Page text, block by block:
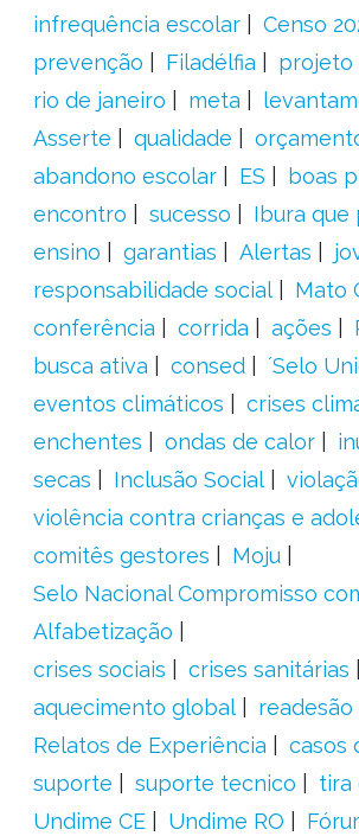
infrequência escolar
Censo
prevenção
Filadélfia projeto
rio de janeiro
meta
Asserte
qualidade
abandono escolar
ES
boas
encontro
sucesso
Ibura que
ensino
garantias Alertas
responsabilidade social
Mato
conferência
corrida ações
busca ativa
consed
´Selo
eventos climáticos
crises
enchentes
ondas de calor
secas
Inclusão Social
violência contra crianças e
comitês gestores
Moju
Selo Nacional Compromisso
Alfabetização
crises sociais
crises sanitárias
aquecimento global
Relatos de Experiência
casos
suporte
suporte tecnico
tira
Undime CE
Undime RO